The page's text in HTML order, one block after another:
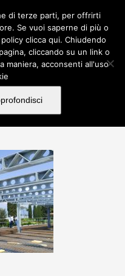
di terze parti, per offrirti
Se vuoi saperne di più o
clicca qui. Chiudendo
cliccando su un link o
maniera, acconsenti all'uso